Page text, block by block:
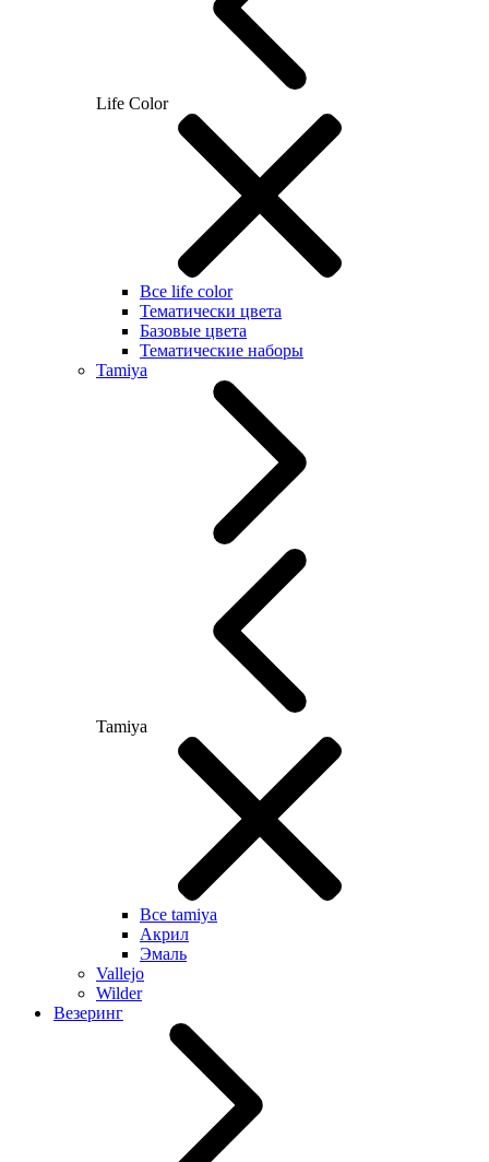
Life Color
Все life color
Тематически цвета
Базовые цвета
Тематические наборы
Tamiya
Tamiya
Все tamiya
Акрил
Эмаль
Vallejo
Wilder
Везеринг